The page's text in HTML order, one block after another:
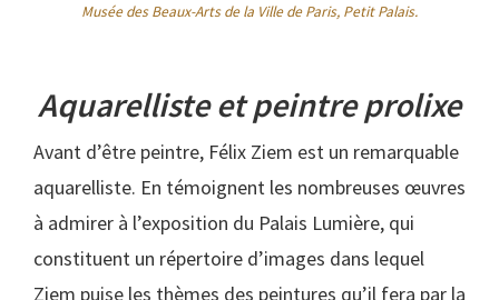
Musée des Beaux-Arts de la Ville de Paris, Petit Palais.
Aquarelliste et peintre prolixe
Avant d’être peintre, Félix Ziem est un remarquable
aquarelliste. En témoignent les nombreuses œuvres
à admirer à l’exposition du Palais Lumière, qui
constituent un répertoire d’images dans lequel
Ziem puise les thèmes des peintures qu’il fera par la